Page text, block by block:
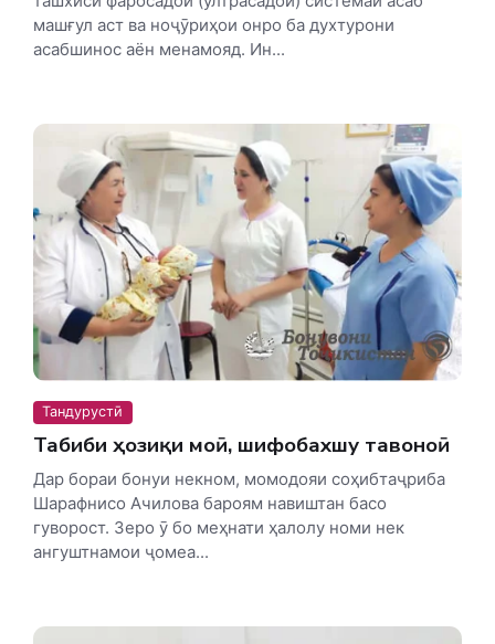
машғул аст ва ноҷӯриҳои онро ба духтурони
асабшинос аён менамояд. Ин...
Тандурустӣ
Табиби ҳозиқи моӣ, шифобахшу тавоноӣ
Дар бораи бонуи некном, момодояи соҳиб­таҷриба
Шарафнисо Ачилова бароям навиштан басо
гуворост. Зеро ӯ бо меҳнати ҳалолу номи нек
ангуштнамои ҷомеа...